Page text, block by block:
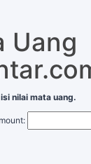
Uang
nilai mata uang.